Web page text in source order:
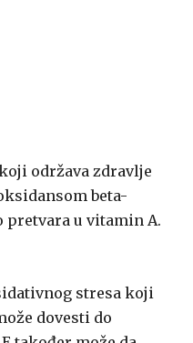
održava zdravlje
beta-
pretvara u vitamin A.
stresa koji
dovesti do